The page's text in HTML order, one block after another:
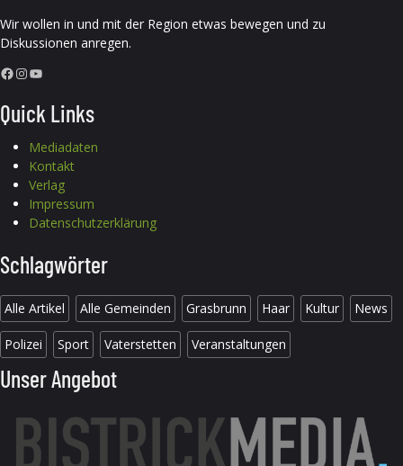
Wir wollen in und mit der Region etwas bewegen und zu
Diskussionen anregen.
Facebook InstagramYouTube
Quick Links
Mediadaten
Kontakt
Verlag
Impressum
Datenschutzerklärung
Schlagwörter
Alle Artikel Alle Gemeinden Grasbrunn Haar Kultur News
Polizei Sport Vaterstetten Veranstaltungen
Unser Angebot